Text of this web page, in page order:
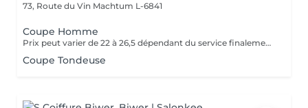
73, Route du Vin Machtum L-6841
Coupe Homme
Prix peut varier de 22 à 26,5 dépendant du service finalement presté (Coupe Fins, Coupe Normale ou Coupe Nettoyage).
Coupe Tondeuse